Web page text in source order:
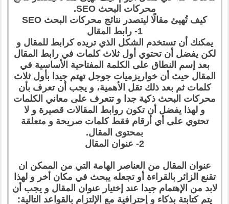
محركات البحث SEO.
كيف تُهيئ مقالًا ليتصدر نتائج محركات البحث SEO
1- رابط المقال
يمكنك أن تستخدم الشكل الذي تريده كرابط للمقال و
لكن يفضل أن تحتوي أول ثلاث كلمات في رابط المقال
بعد إسم النطاق على الكلمة المفتاحية الأساسية في
المقال حيث أن خواريزميات جوجل تهتم جيدا بأول ثلاث
كلمات ثم بعد ذلك تقل الأهمية، و يجب أن تعرف بأن
محركات البحث ذكية جدا و تتعرف على معاني الكلمات
و لهذا يفضل أن تكون روابط المقالات قصيرة و لا
تحتوي على أي أرقام فقط كلمات صريحة و متعلقة
بمحتوى المقال.
2- عنوان المقال
عنوان المقال من العناصر الهامة التي من الممكن ان
تقنع الزائر بالقراءة أو تجعله يبحث في مكان أخر و لهذا
لابد من الإهتمام جيدا عند إختيار عنوان المقال و يجب أن
يتم كتابتة بذكاء و إحترافية مع الإلتزام بالقواعد التالية: